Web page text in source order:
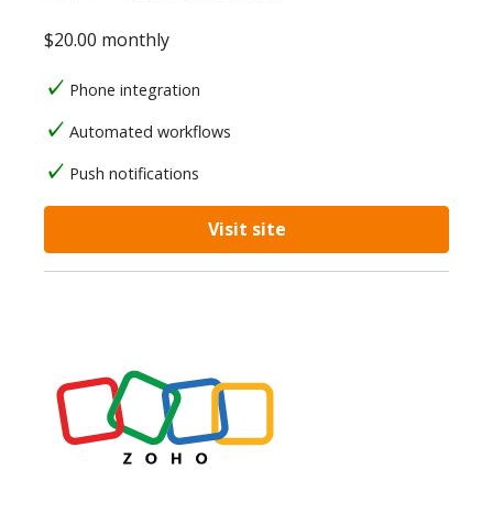
$20.00 monthly
Phone integration
Automated workflows
Push notifications
Visit site